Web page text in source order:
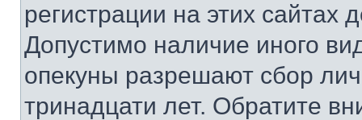
регистрации на этих сайтах
Допустимо наличие иного
опекуны разрешают сбор
тринадцати лет. Обратите